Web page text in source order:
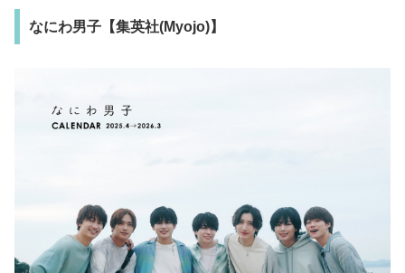
なにわ男子【集英社(Myojo)】